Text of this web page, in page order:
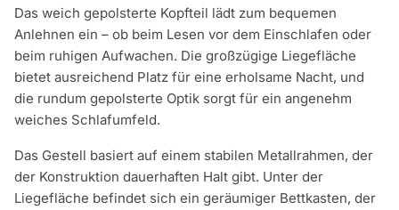
Das weich gepolsterte Kopfteil lädt zum bequemen
Anlehnen ein – ob beim Lesen vor dem Einschlafen oder
beim ruhigen Aufwachen. Die großzügige Liegefläche
bietet ausreichend Platz für eine erholsame Nacht, und
die rundum gepolsterte Optik sorgt für ein angenehm
weiches Schlafumfeld.
Das Gestell basiert auf einem stabilen Metallrahmen, der
der Konstruktion dauerhaften Halt gibt. Unter der
Liegefläche befindet sich ein geräumiger Bettkasten, der